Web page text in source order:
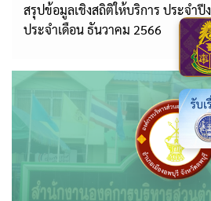
สรุปข้อมูลเชิงสถิติให้บริการ ประจำ
ประจำเดือน ธันวาคม 2566